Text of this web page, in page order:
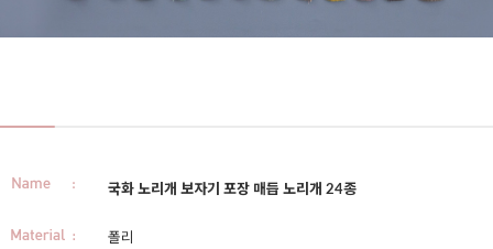
국화 노리개 보자기 포장 매듭 노리개 24종
폴리